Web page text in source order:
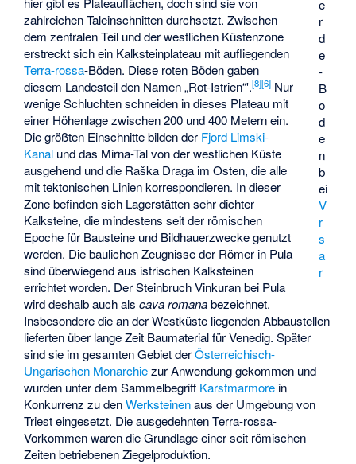
e
r
d
e
-
B
o
d
e
n
b
ei
V
r
s
a
r
zahlreichen Taleinschnitten durchsetzt. Zwischen
dem zentralen Teil und der westlichen Küstenzone
erstreckt sich ein Kalksteinplateau mit aufliegenden
Terra-rossa-Böden. Diese roten Böden gaben
diesem Landesteil den Namen „Rot-Istrien“'.[8][6] Nur
wenige Schluchten schneiden in dieses Plateau mit
einer Höhenlage zwischen 200 und 400 Metern ein.
Die größten Einschnitte bilden der Fjord Limski-
Kanal und das Mirna-Tal von der westlichen Küste
ausgehend und die Raška Draga im Osten, die alle
mit tektonischen Linien korrespondieren. In dieser
Zone befinden sich Lagerstätten sehr dichter
Kalksteine, die mindestens seit der römischen
Epoche für Bausteine und Bildhauerzwecke genutzt
werden. Die baulichen Zeugnisse der Römer in Pula
sind überwiegend aus istrischen Kalksteinen
errichtet worden. Der SteinbruchVinkuranbei Pula
wird deshalb auch alscava romanabezeichnet.
Insbesondere die an der Westküste liegenden Abbaustellen
lieferten über lange Zeit Baumaterial für Venedig. Später
sind sie im gesamten Gebiet derÖsterreichisch-
Ungarischen Monarchiezur Anwendung gekommen und
wurden unter dem Sammelbegriff Karstmarmore in
Konkurrenz zu denWerksteinenaus der Umgebung von
Triest eingesetzt. Die ausgedehnten Terra-rossa-
Vorkommen waren die Grundlage einer seit römischen
Zeiten betriebenen Ziegelproduktion.